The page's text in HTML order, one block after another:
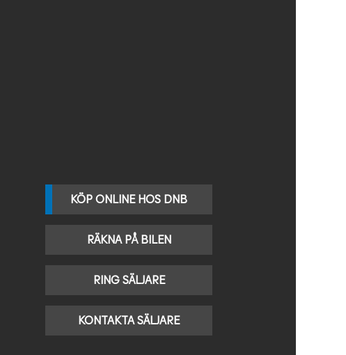
KÖP ONLINE HOS DNB
RÄKNA PÅ BILEN
RING SÄLJARE
KONTAKTA SÄLJARE